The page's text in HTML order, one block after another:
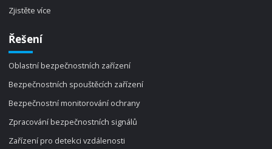
Zjistěte více
Řešení
Oblastní bezpečnostních zařízení
Bezpečnostních spouštěcích zařízení
Bezpečnostní monitorování ochrany
Zpracování bezpečnostních signálů
Zařízení pro detekci vzdálenosti